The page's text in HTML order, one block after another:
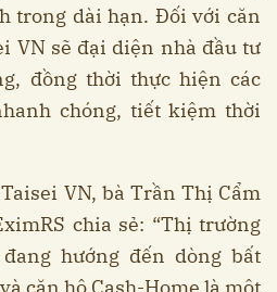
trong dài hạn. Đối với căn
VN sẽ đại diện nhà đầu tư
đồng thời thực hiện các
chóng, tiết kiệm thời
VN, bà Trần Thị Cẩm
chia sẻ: “Thị trường
hướng đến dòng bất